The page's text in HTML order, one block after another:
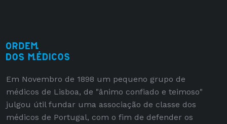
Em Novembro de 1898 um pequeno grupo de
médicos de Lisboa, de "ânimo confiado e teimoso"
julgou útil fundar uma associação de classe dos
médicos de Portugal, com o fim de defender os